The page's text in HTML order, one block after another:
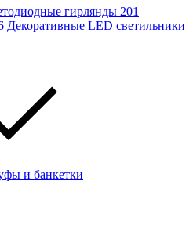
гирлянды 201
Декоративные LED светильники
и банкетки